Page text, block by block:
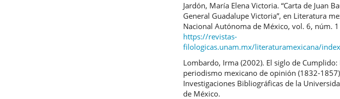
Jardón, María Elena Victoria. “Carta de Juan
General Guadalupe Victoria”, en Literatura
Nacional Autónoma de México, vol. 6, núm.
https://revistas-
filologicas.unam.mx/literaturamexicana/
Lombardo, Irma (2002). El siglo de Cumplido:
periodismo mexicano de opinión (1832-
Investigaciones Bibliográficas de la
de México.